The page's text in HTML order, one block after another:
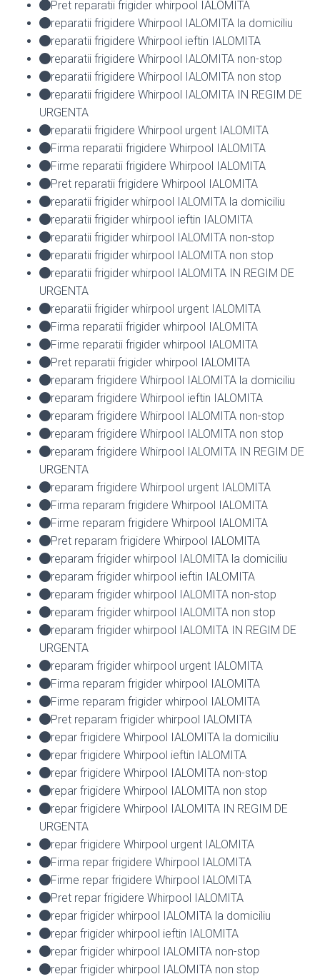
Pret reparatii frigider whirpool IALOMITA
reparatii frigidere Whirpool IALOMITA la domiciliu
reparatii frigidere Whirpool ieftin IALOMITA
reparatii frigidere Whirpool IALOMITA non-stop
reparatii frigidere Whirpool IALOMITA non stop
reparatii frigidere Whirpool IALOMITA IN REGIM DE
URGENTA
reparatii frigidere Whirpool urgent IALOMITA
Firma reparatii frigidere Whirpool IALOMITA
Firme reparatii frigidere Whirpool IALOMITA
Pret reparatii frigidere Whirpool IALOMITA
reparatii frigider whirpool IALOMITA la domiciliu
reparatii frigider whirpool ieftin IALOMITA
reparatii frigider whirpool IALOMITA non-stop
reparatii frigider whirpool IALOMITA non stop
reparatii frigider whirpool IALOMITA IN REGIM DE
URGENTA
reparatii frigider whirpool urgent IALOMITA
Firma reparatii frigider whirpool IALOMITA
Firme reparatii frigider whirpool IALOMITA
Pret reparatii frigider whirpool IALOMITA
reparam frigidere Whirpool IALOMITA la domiciliu
reparam frigidere Whirpool ieftin IALOMITA
reparam frigidere Whirpool IALOMITA non-stop
reparam frigidere Whirpool IALOMITA non stop
reparam frigidere Whirpool IALOMITA IN REGIM DE
URGENTA
reparam frigidere Whirpool urgent IALOMITA
Firma reparam frigidere Whirpool IALOMITA
Firme reparam frigidere Whirpool IALOMITA
Pret reparam frigidere Whirpool IALOMITA
reparam frigider whirpool IALOMITA la domiciliu
reparam frigider whirpool ieftin IALOMITA
reparam frigider whirpool IALOMITA non-stop
reparam frigider whirpool IALOMITA non stop
reparam frigider whirpool IALOMITA IN REGIM DE
URGENTA
reparam frigider whirpool urgent IALOMITA
Firma reparam frigider whirpool IALOMITA
Firme reparam frigider whirpool IALOMITA
Pret reparam frigider whirpool IALOMITA
repar frigidere Whirpool IALOMITA la domiciliu
repar frigidere Whirpool ieftin IALOMITA
repar frigidere Whirpool IALOMITA non-stop
repar frigidere Whirpool IALOMITA non stop
repar frigidere Whirpool IALOMITA IN REGIM DE
URGENTA
repar frigidere Whirpool urgent IALOMITA
Firma repar frigidere Whirpool IALOMITA
Firme repar frigidere Whirpool IALOMITA
Pret repar frigidere Whirpool IALOMITA
repar frigider whirpool IALOMITA la domiciliu
repar frigider whirpool ieftin IALOMITA
repar frigider whirpool IALOMITA non-stop
repar frigider whirpool IALOMITA non stop